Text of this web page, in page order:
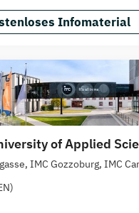
Infomaterial
of Applied
IMC Gozzoburg, IMC